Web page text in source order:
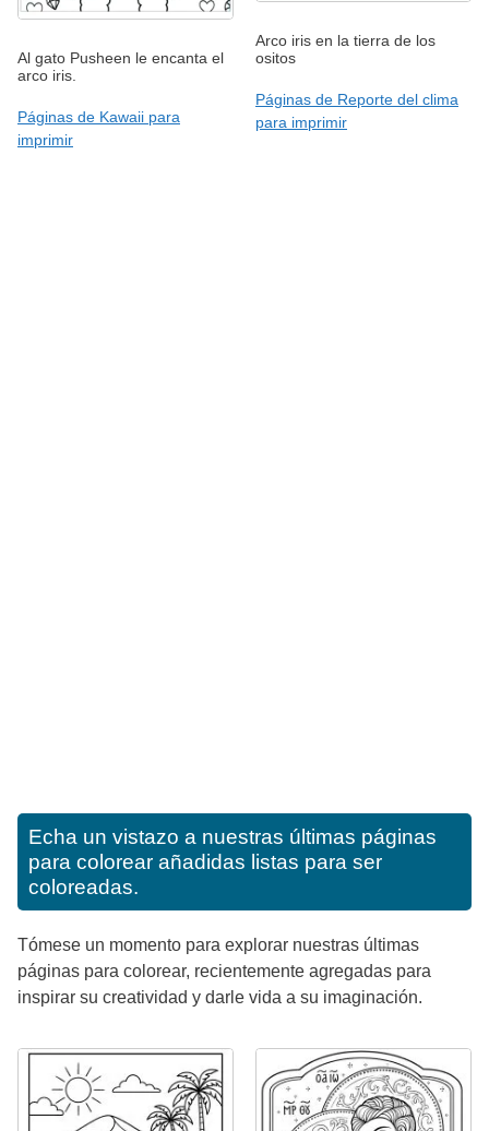
Al gato Pusheen le encanta el
arco iris.
Páginas de Kawaii para
imprimir
Arco iris en la tierra de los
ositos
Páginas de Reporte del clima
para imprimir
Echa un vistazo a nuestras últimas páginas
para colorear añadidas listas para ser
coloreadas.
Tómese un momento para explorar nuestras últimas
páginas para colorear, recientemente agregadas para
inspirar su creatividad y darle vida a su imaginación.